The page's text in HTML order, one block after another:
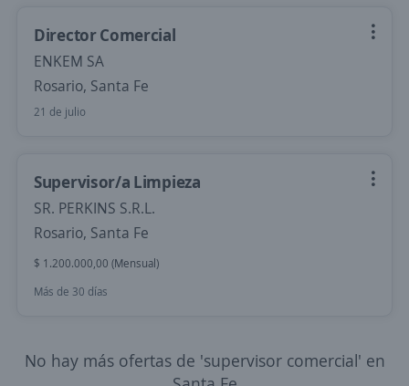
Director Comercial
ENKEM SA
Rosario, Santa Fe
21 de julio
Supervisor/a Limpieza
SR. PERKINS S.R.L.
Rosario, Santa Fe
$ 1.200.000,00 (Mensual)
Más de 30 días
No hay más ofertas de 'supervisor comercial' en